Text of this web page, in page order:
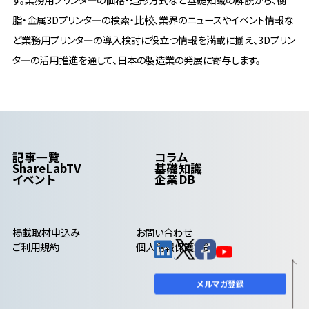
脂・金属3Dプリンタ―の検索・比較、業界のニュースやイベント情報な
ど業務用プリンタ―の導入検討に役立つ情報を満載に揃え、3Dプリン
タ―の活用推進を通して、日本の製造業の発展に寄与します。
記事一覧 コラム
ShareLabTV 基礎知識
イベント 企業DB
メルマガ登録
掲載取材申込み
お問い合わせ
ご利用規約
個人情報保護方針